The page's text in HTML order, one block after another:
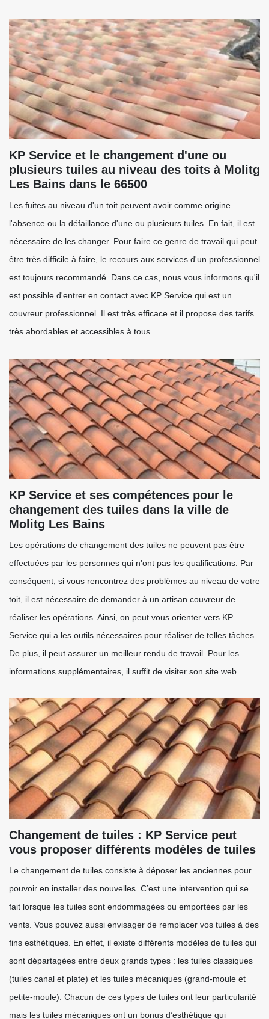
KP Service et le changement d'une ou
plusieurs tuiles au niveau des toits à Molitg
Les Bains dans le 66500
Les fuites au niveau d'un toit peuvent avoir comme origine
l'absence ou la défaillance d'une ou plusieurs tuiles. En fait, il est
nécessaire de les changer. Pour faire ce genre de travail qui peut
être très difficile à faire, le recours aux services d'un professionnel
est toujours recommandé. Dans ce cas, nous vous informons qu'il
est possible d'entrer en contact avec KP Service qui est un
couvreur professionnel. Il est très efficace et il propose des tarifs
très abordables et accessibles à tous.
KP Service et ses compétences pour le
changement des tuiles dans la ville de
Molitg Les Bains
Les opérations de changement des tuiles ne peuvent pas être
effectuées par les personnes qui n'ont pas les qualifications. Par
conséquent, si vous rencontrez des problèmes au niveau de votre
toit, il est nécessaire de demander à un artisan couvreur de
réaliser les opérations. Ainsi, on peut vous orienter vers KP
Service qui a les outils nécessaires pour réaliser de telles tâches.
De plus, il peut assurer un meilleur rendu de travail. Pour les
informations supplémentaires, il suffit de visiter son site web.
Changement de tuiles : KP Service peut
vous proposer différents modèles de tuiles
Le changement de tuiles consiste à déposer les anciennes pour
pouvoir en installer des nouvelles. C’est une intervention qui se
fait lorsque les tuiles sont endommagées ou emportées par les
vents. Vous pouvez aussi envisager de remplacer vos tuiles à des
fins esthétiques. En effet, il existe différents modèles de tuiles qui
sont départagées entre deux grands types : les tuiles classiques
(tuiles canal et plate) et les tuiles mécaniques (grand-moule et
petite-moule). Chacun de ces types de tuiles ont leur particularité
mais les tuiles mécaniques ont un bonus d’esthétique qui